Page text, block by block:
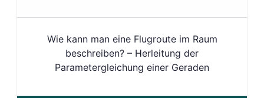
Wie kann man eine Flugroute im Raum
beschreiben? – Herleitung der
Parametergleichung einer Geraden